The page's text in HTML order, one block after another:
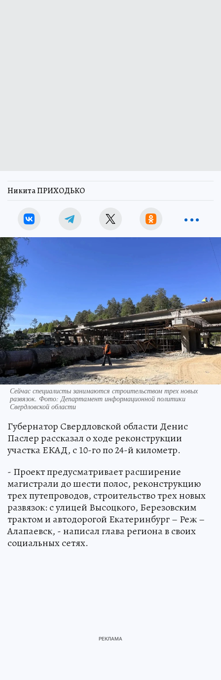
Никита ПРИХОДЬКО
Сейчас специалисты занимаются строительством трех новых
развязок. Фото: Департамент информационной политики
Свердловской области
Губернатор Свердловской области Денис
Паслер рассказал о ходе реконструкции
участка ЕКАД, с 10-го по 24-й километр.
- Проект предусматривает расширение
магистрали до шести полос, реконструкцию
трех путепроводов, строительство трех новых
развязок: с улицей Высоцкого, Березовским
трактом и автодорогой Екатеринбург – Реж –
Алапаевск, - написал глава региона в своих
социальных сетях.